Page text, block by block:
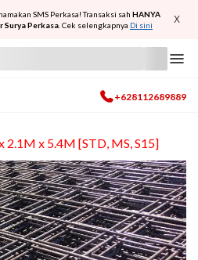
SMS Perkasa! Transaksi sah HANYA
Surya Perkasa . Cek selengkapnya Di sini X
+628112689889
2.1M x 5.4M [STD, MS, S15]